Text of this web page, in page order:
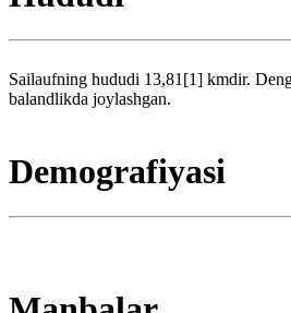
Sailaufning hududi 13,81[1] kmdir.
balandlikda joylashgan.
Demografiyasi